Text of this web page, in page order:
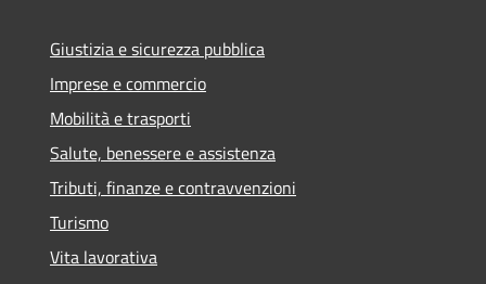
Giustizia e sicurezza pubblica
Imprese e commercio
Mobilità e trasporti
Salute, benessere e assistenza
Tributi, finanze e contravvenzioni
Turismo
Vita lavorativa